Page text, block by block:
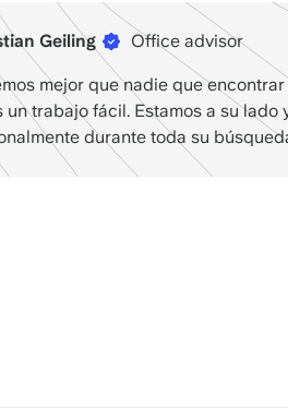
Geiling Office advisor
mejor que nadie que
un trabajo fácil. Estamos a su lado
durante toda su